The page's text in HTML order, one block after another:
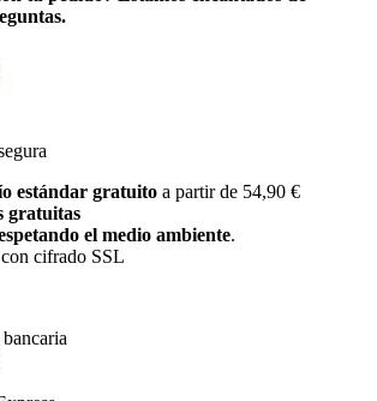
estándar gratuito a partir de 54,90 €
gratuitas
el medio ambiente.
con cifrado SSL